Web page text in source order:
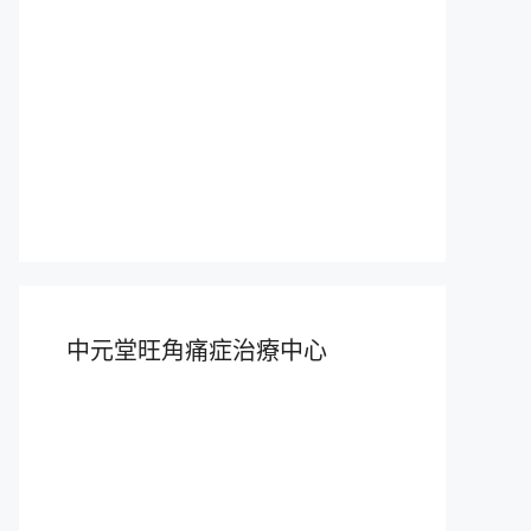
中元堂旺角痛症治療中心